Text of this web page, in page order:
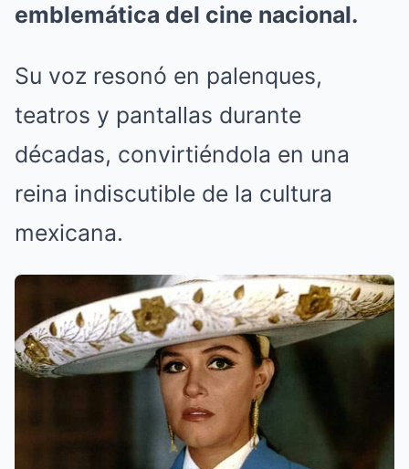
emblemática del cine nacional.
Su voz resonó en palenques,
teatros y pantallas durante
décadas, convirtiéndola en una
reina indiscutible de la cultura
mexicana.